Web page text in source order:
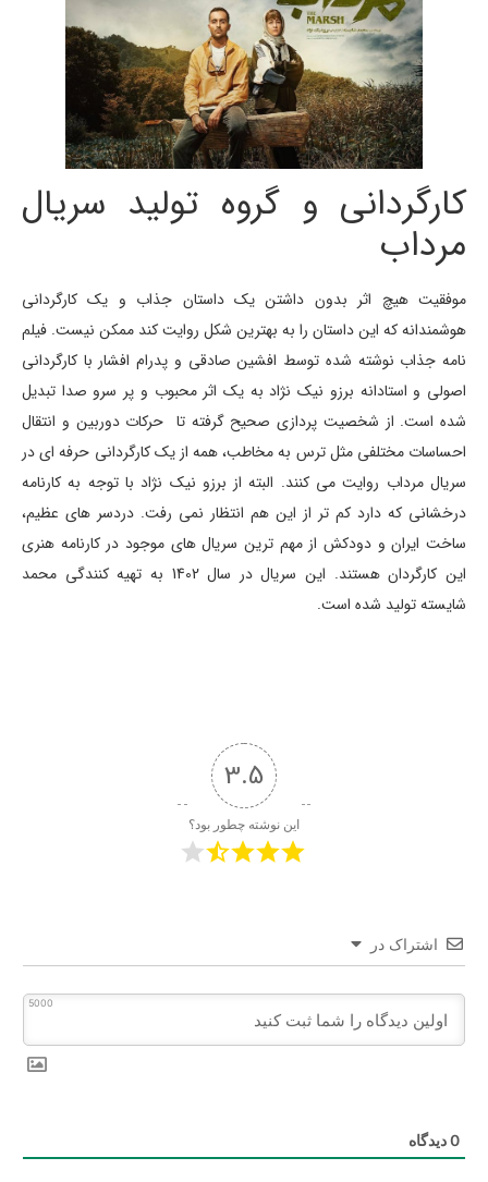
کارگردانی و گروه تولید سریال
مرداب
موفقیت هیچ اثر بدون داشتن یک داستان جذاب و یک کارگردانی
هوشمندانه که این داستان را به بهترین شکل روایت کند ممکن نیست. فیلم
نامه جذاب نوشته شده توسط افشین صادقی و پدرام افشار با کارگردانی
اصولی و استادانه برزو نیک نژاد به یک اثر محبوب و پر سرو صدا تبدیل
شده است. از شخصیت پردازی صحیح گرفته تا حرکات دوربین و انتقال
احساسات مختلفی مثل ترس به مخاطب، همه از یک کارگردانی حرفه ای در
سریال مرداب روایت می کنند. البته از برزو نیک نژاد با توجه به کارنامه
درخشانی که دارد کم تر از این هم انتظار نمی رفت. دردسر های عظیم،
ساخت ایران و دودکش از مهم ترین سریال های موجود در کارنامه هنری
این کارگردان هستند. این سریال در سال 1402 به تهیه کنندگی محمد
شایسته تولید شده است.
3.5
این نوشته چطور بود؟
اشتراک در
5000
0دیدگاه